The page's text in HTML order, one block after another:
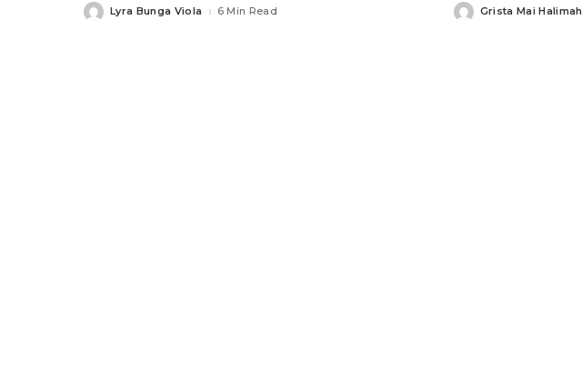
PostedLyra Bunga Viola 6 Min Read PostedGrista Mai Halimah